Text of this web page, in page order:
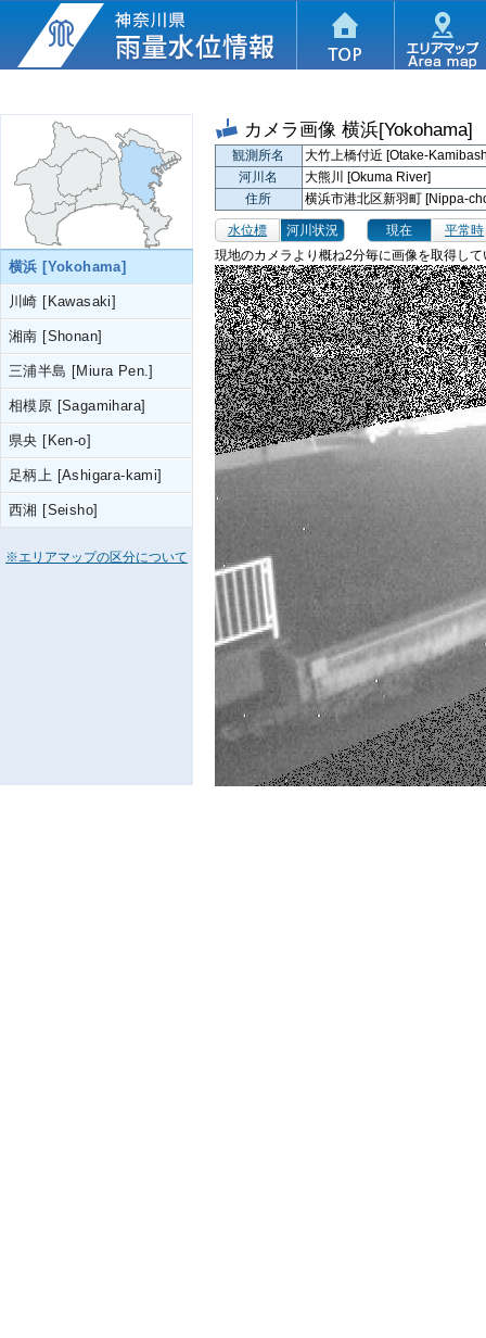
横浜 [Yokohama]
川崎 [Kawasaki]
湘南 [Shonan]
三浦半島 [Miura Pen.]
相模原 [Sagamihara]
県央 [Ken-o]
足柄上 [Ashigara-kami]
西湘 [Seisho]
※エリアマップの区分について
カメラ画像 横浜[Yokohama]
観測所名
大竹上橋付近 [Otake-
河川名
大熊川 [Okuma River]
住所
横浜市港北区新羽町 [Nippa-
水位標 河川状況 現在
平常時
現地のカメラより概ね2分毎に画像を取得し